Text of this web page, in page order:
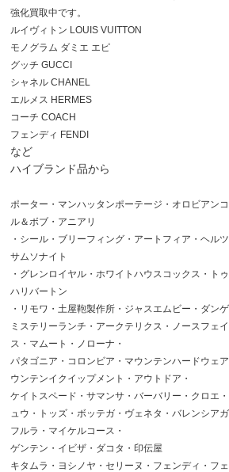
強化買取中です。
ルイヴィトン LOUIS VUITTON
モノグラム ダミエ エピ
グッチ GUCCI
シャネル CHANEL
エルメス HERMES
コーチ COACH
フェンディ FENDI
など
ハイブランド品から
ポーター・マンハッタンポーテージ・オロビアン
ル＆ボブ・アニアリ
・シール・ブリーフィング・アートフィア・ヘル
サムソナイト
・グレンロイヤル・ホワイトハウスコックス・ト
ハリバートン
・リモワ・土屋鞄製作所・ジャスエムビー・ダン
ミステリーランチ・アークテリクス・ノースフェ
ス・マムート・ノローナ・
パタゴニア・コロンビア・マウンテンハードウェ
ウンテンイクイップメント・アウトドア・
ケイトスペード・サマンサ・バーバリー・クロエ
ュウ・トッズ・ボッテガ・ヴェネタ・バレンシアガ
フルラ・マイケルコース・
ゲンテン・イビザ・ダコタ・印伝屋
キタムラ・ヨシノヤ・セリーヌ・フェンディ・フ